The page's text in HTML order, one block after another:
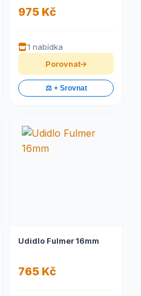
975 Kč
1 nabídka
Porovnat
⚖️ + Srovnat
Udidlo Fulmer 16mm
765 Kč